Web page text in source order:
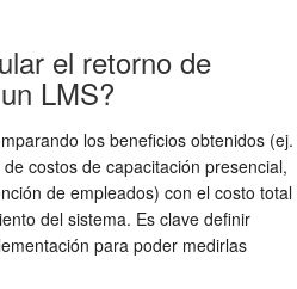
el retorno de
LMS?
los beneficios obtenidos (ej.
costos de capacitación presencial,
de empleados) con el costo total
del sistema. Es clave definir
para poder medirlas